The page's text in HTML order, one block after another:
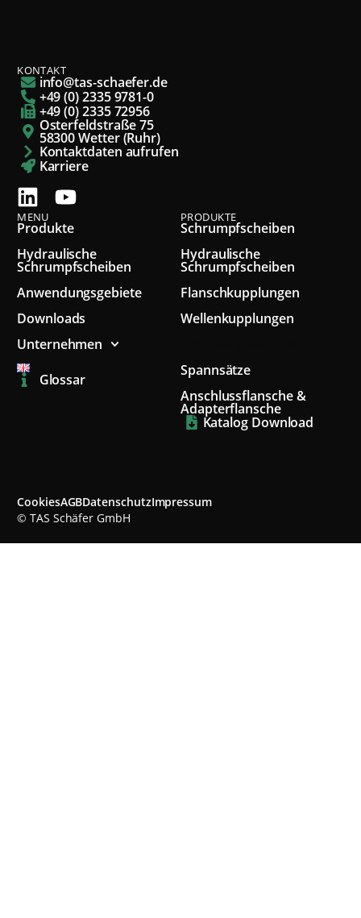
KONTAKT
info@tas-schaefer.de
+49 (0) 2335 9781-0
+49 (0) 2335 72956
Osterfeldstraße 75
58300 Wetter (Ruhr)
Kontaktdaten aufrufen
Karriere
MENU
Produkte
Hydraulische
Schrumpfscheiben
Anwendungsgebiete
Downloads
Unternehmen
Glossar
PRODUKTE
Schrumpfscheiben
Hydraulische
Schrumpfscheiben
Flanschkupplungen
Wellenkupplungen
Spannsätze
Anschlussflansche &
Adapterflansche
Katalog Download
© TAS Schäfer GmbH
CookiesAGBDatenschutzImpressum